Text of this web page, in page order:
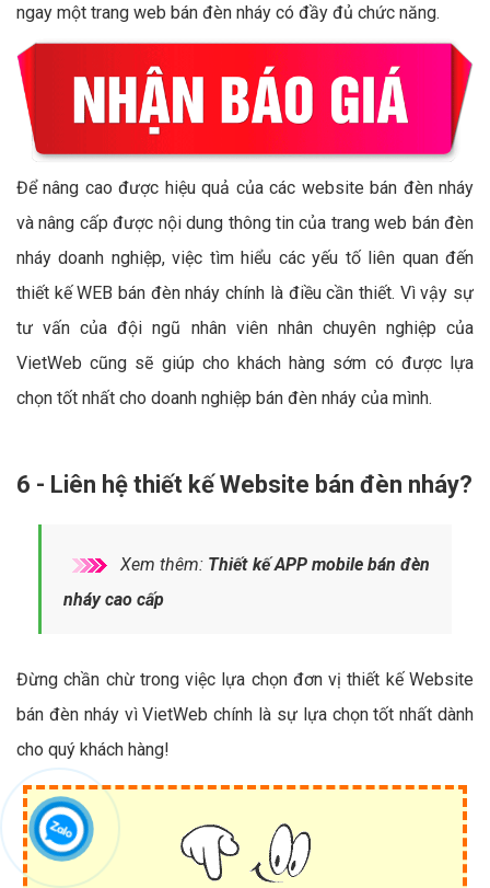
ngay một trang web bán đèn nháy có đầy đủ chức năng.
Để nâng cao được hiệu quả của các website bán đèn nháy
và nâng cấp được nội dung thông tin của trang web bán đèn
nháy doanh nghiệp, việc tìm hiểu các yếu tố liên quan đến
thiết kế WEB bán đèn nháy chính là điều cần thiết. Vì vậy sự
tư vấn của đội ngũ nhân viên nhân chuyên nghiệp của
VietWeb cũng sẽ giúp cho khách hàng sớm có được lựa
chọn tốt nhất cho doanh nghiệp bán đèn nháy của mình.
6 - Liên hệ thiết kế Website bán đèn nháy?
Xem thêm: Thiết kế APP mobile bán đèn
nháy cao cấp
Đừng chần chừ trong việc lựa chọn đơn vị thiết kế Website
bán đèn nháy vì VietWeb chính là sự lựa chọn tốt nhất dành
cho quý khách hàng!